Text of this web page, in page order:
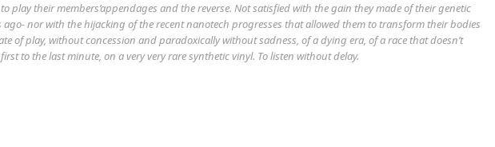
their members’appendages and the reverse. Not satisfied with the gain they made of their genetic
nor with the hijacking of the recent nanotech progresses that allowed them to transform their bodies
of play, without concession and paradoxically without sadness, of a dying era, of a race that doesn’t
to the last minute, on a very very rare synthetic vinyl. To listen without delay.